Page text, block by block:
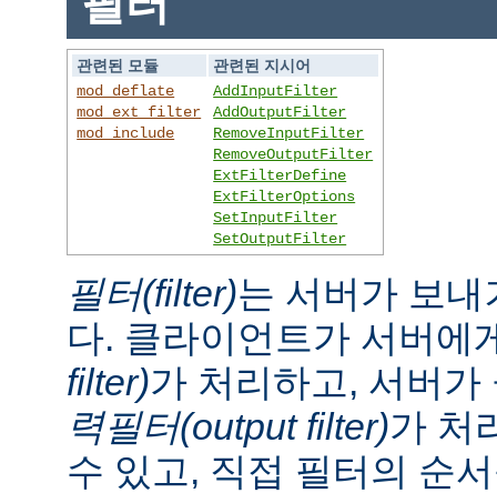
관련된 모듈
관련된 지시어
mod_deflate
mod_ext_filter
mod_include
AddInputFilter
AddOutputFilter
RemoveInputFilter
RemoveOutputFilter
ExtFilterDefine
ExtFilterOptions
SetInputFilter
SetOutputFilter
필터(filter)는 서버가 보
다. 클라이언트가 서버에
filter)가 처리하고, 서버
력필터(output filter)가 처
수 있고, 직접 필터의 순